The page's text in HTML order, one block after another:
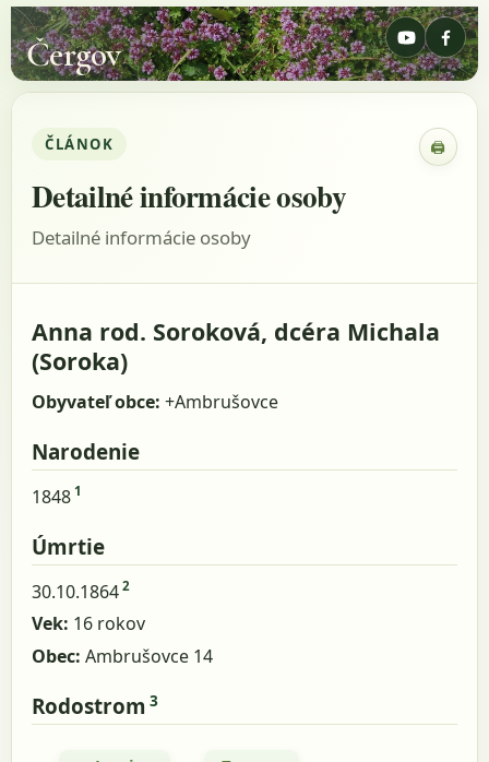
Čergov
ČLÁNOK 🖨
Detailné informácie osoby
Detailné informácie osoby
Anna rod. Soroková, dcéra Michala
(Soroka)
Obyvateľ obce: +Ambrušovce
Narodenie
1848 1
Úmrtie
30.10.1864 2
Vek: 16 rokov
Obec: Ambrušovce 14
Rodostrom 3